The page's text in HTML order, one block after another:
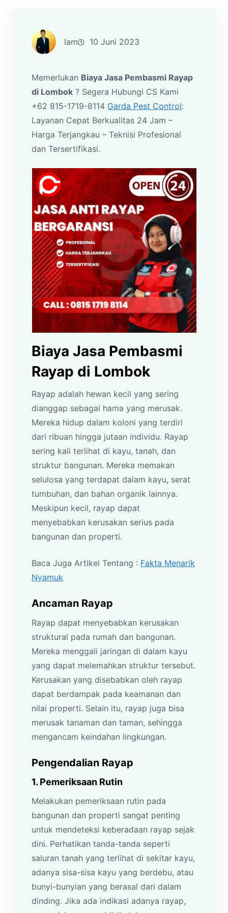
Iam 10 Juni 2023
Memerlukan Biaya Jasa Pembasmi Rayap
di Lombok ? Segera Hubungi CS Kami
+62 815-1719-8114 Garda Pest Control:
Layanan Cepat Berkualitas 24 Jam –
Harga Terjangkau – Teknisi Profesional
dan Tersertifikasi.
Biaya Jasa Pembasmi
Rayap di Lombok
Rayap adalah hewan kecil yang sering
dianggap sebagai hama yang merusak.
Mereka hidup dalam koloni yang terdiri
dari ribuan hingga jutaan individu. Rayap
sering kali terlihat di kayu, tanah, dan
struktur bangunan. Mereka memakan
selulosa yang terdapat dalam kayu, serat
tumbuhan, dan bahan organik lainnya.
Meskipun kecil, rayap dapat
menyebabkan kerusakan serius pada
bangunan dan properti.
Baca Juga Artikel Tentang : Fakta Menarik
Nyamuk
Ancaman Rayap
Rayap dapat menyebabkan kerusakan
struktural pada rumah dan bangunan.
Mereka menggali jaringan di dalam kayu
yang dapat melemahkan struktur tersebut.
Kerusakan yang disebabkan oleh rayap
dapat berdampak pada keamanan dan
nilai properti. Selain itu, rayap juga bisa
merusak tanaman dan taman, sehingga
mengancam keindahan lingkungan.
Pengendalian Rayap
1. Pemeriksaan Rutin
Melakukan pemeriksaan rutin pada
bangunan dan properti sangat penting
untuk mendeteksi keberadaan rayap sejak
dini. Perhatikan tanda-tanda seperti
saluran tanah yang terlihat di sekitar kayu,
adanya sisa-sisa kayu yang berdebu, atau
bunyi-bunyian yang berasal dari dalam
dinding. Jika ada indikasi adanya rayap,